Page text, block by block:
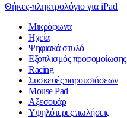
Θήκες-πληκτρολόγιο για iPad
Μικρόφωνα
Ηχεία
Ψηφιακά στυλό
Εξοπλισμός προσομοίωσης
Racing
Συσκευές παρουσιάσεων
Mouse Pad
Αξεσουάρ
Υψηλότερες πωλήσεις